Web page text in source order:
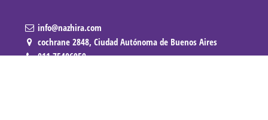
info@nazhira.com
cochrane 2848, Ciudad Autónoma de Buenos Aires
011 75406959